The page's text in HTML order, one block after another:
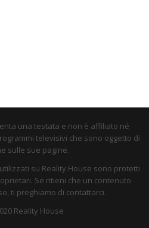
una testata e non è affiliato né
televisivi che sono oggetto di
sulle sue pagine.
su Reality House sono protetti
Se ritieni che un contenuto
ti preghiamo di contattarci.
Reality House